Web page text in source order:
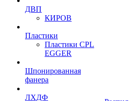
ДВП
КИРОВ
Пластики
Пластики CPL
EGGER
Шпонированная
фанера
ЛХДФ